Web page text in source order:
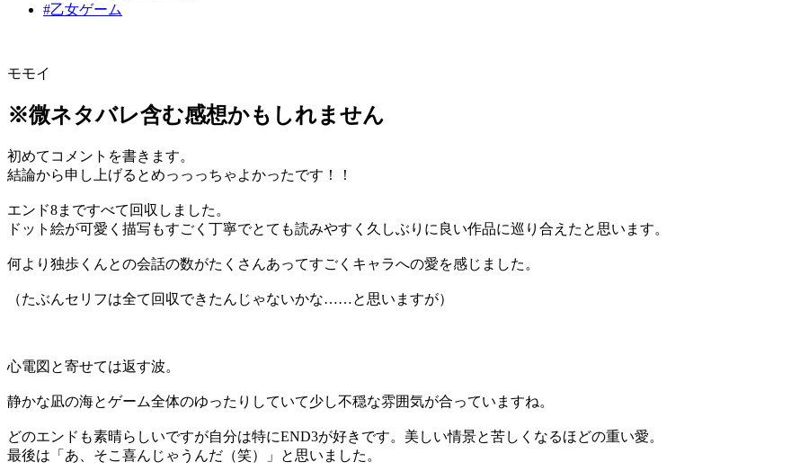
#乙女ゲーム
モモイ
※微ネタバレ含む感想かもしれません
初めてコメントを書きます。
結論から申し上げるとめっっっちゃよかったです！！
エンド8まですべて回収しました。
ドット絵が可愛く描写もすごく丁寧でとても読みやすく久しぶりに良い作品に巡り合えたと思います。
何より独歩くんとの会話の数がたくさんあってすごくキャラへの愛を感じました。
（たぶんセリフは全て回収できたんじゃないかな……と思いますが）
心電図と寄せては返す波。
静かな凪の海とゲーム全体のゆったりしていて少し不穏な雰囲気が合っていますね。
どのエンドも素晴らしいですが自分は特にEND3が好きです。美しい情景と苦しくなるほどの重い愛。
最後は「あ、そこ喜んじゃうんだ（笑）」と思いました。